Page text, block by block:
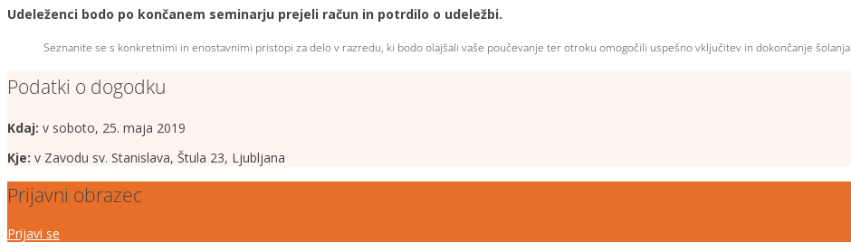
Udeleženci bodo po končanem seminarju prejeli račun in potrdilo o udeležbi.
Seznanite se s konkretnimi in enostavnimi pristopi za delo v razredu, ki bodo olajšali vaše poučevanje ter otroku omogočili uspešno vključitev in dokončanje šolanja.
Podatki o dogodku
Kdaj: v soboto, 25. maja 2019
Kje: v Zavodu sv. Stanislava, Štula 23, Ljubljana
Prijavni obrazec
Prijavi se